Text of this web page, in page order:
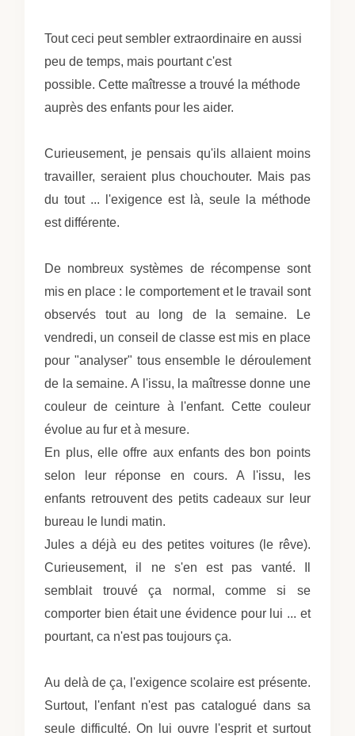
Tout ceci peut sembler extraordinaire en aussi
peu de temps, mais pourtant c'est
possible. Cette maîtresse a trouvé la méthode
auprès des enfants pour les aider.
Curieusement, je pensais qu'ils allaient moins
travailler, seraient plus chouchouter. Mais pas
du tout ... l'exigence est là, seule la méthode
est différente.
De nombreux systèmes de récompense sont
mis en place : le comportement et le travail sont
observés tout au long de la semaine. Le
vendredi, un conseil de classe est mis en place
pour "analyser" tous ensemble le déroulement
de la semaine. A l'issu, la maîtresse donne une
couleur de ceinture à l'enfant. Cette couleur
évolue au fur et à mesure.
En plus, elle offre aux enfants des bon points
selon leur réponse en cours. A l'issu, les
enfants retrouvent des petits cadeaux sur leur
bureau le lundi matin.
Jules a déjà eu des petites voitures (le rêve).
Curieusement, il ne s'en est pas vanté. Il
semblait trouvé ça normal, comme si se
comporter bien était une évidence pour lui ... et
pourtant, ca n'est pas toujours ça.
Au delà de ça, l'exigence scolaire est présente.
Surtout, l'enfant n'est pas catalogué dans sa
seule difficulté. On lui ouvre l'esprit et surtout